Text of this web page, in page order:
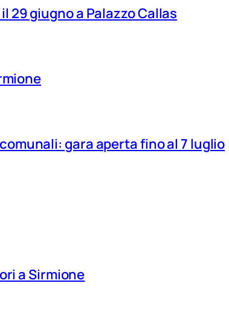
29 giugno a Palazzo Callas
gara aperta fino al 7 luglio
a Sirmione